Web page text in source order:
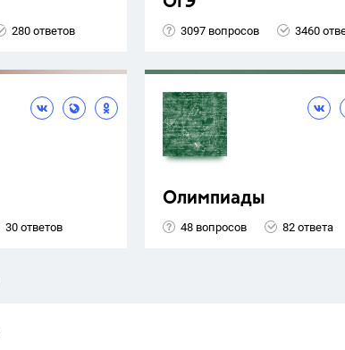
280 ответов 3097 вопросов 3460
30 ответов
Олимпиады
48 вопросов 82 ответа